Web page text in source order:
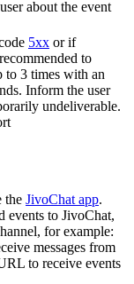
about the event
5xx or if
to
to 3 times with an
Inform the user
undeliverable.
the JivoChat app.
events to JivoChat,
for example:
messages from
to receive events